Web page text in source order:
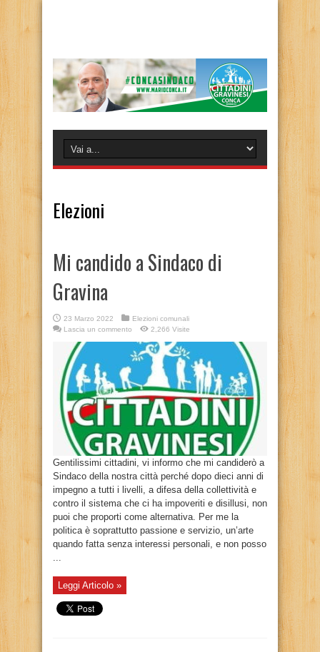
Elezioni
Mi candido a Sindaco di
Gravina
23 Marzo 2022
Elezioni comunali
Lascia un commento
2,266 Visite
Gentilissimi cittadini, vi informo che mi candiderò a
Sindaco della nostra città perché dopo dieci anni di
impegno a tutti i livelli, a difesa della collettività e
contro il sistema che ci ha impoveriti e disillusi, non
puoi che proporti come alternativa. Per me la
politica è soprattutto passione e servizio, un’arte
quando fatta senza interessi personali, e non posso
...
Leggi Articolo »